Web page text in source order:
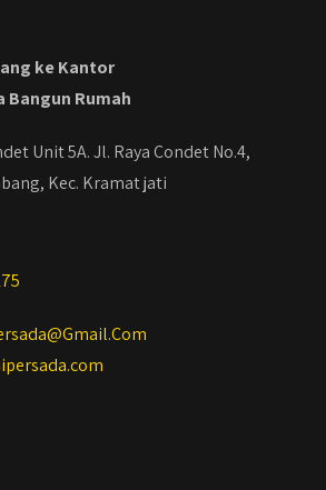
ke Kantor
Bangun Rumah
Unit 5A. Jl. Raya Condet No.4,
Kec. Kramat jati